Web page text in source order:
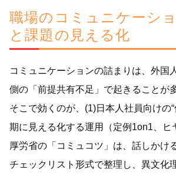
職場のコミュニケーシ
と課題の見える化
コミュニケーションの詰まりは、外国
側の「前提共有不足」で起きることが
そこで効くのが、(1)日本人社員向けの
期に見える化する運用（定例1on1、
厚労省の「コミュコツ」は、話しかけ
チェックリスト形式で整理し、異文化